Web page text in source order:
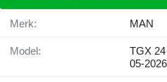
Merk: MAN
Model:
TGX
05-